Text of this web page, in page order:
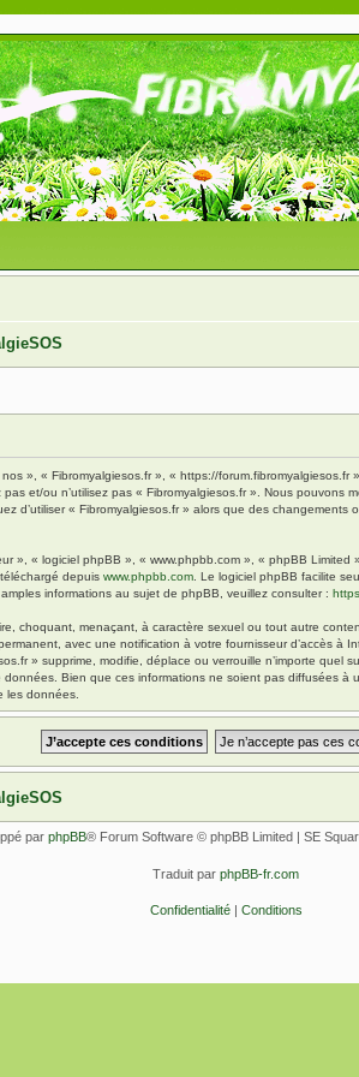
», « Fibromyalgiesos.fr », « https://
et/ou n’utilisez pas « Fibromyalgiesos.fr ». Nous
d’utiliser « Fibromyalgiesos.fr » alors que des
», « logiciel phpBB », « www.phpbb.com », « phpBB
depuis www.phpbb.com . Le logiciel phpBB facilite
informations au sujet de phpBB, veuillez consulter :
choquant, menaçant, à caractère sexuel ou tout autre
avec une notification à votre fournisseur d’accès
» supprime, modifie, déplace ou verrouille n’importe
Bien que ces informations ne soient pas diffusées
les données.
par phpBB® Forum Software © phpBB Limited | SE
Traduit par phpBB-fr.com
Confidentialité| Conditions